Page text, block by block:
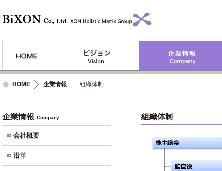
HOME 企業情報 組織体制
組織体制
企業情報 Company
会社概要
沿革